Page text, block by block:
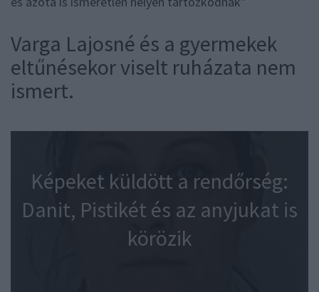
Varga Lajosné és a gyermekek
eltűnésekor viselt ruházata nem
ismert.
Képeket küldött a rendőrség:
Danit, Pistikét és az anyjukat is
körözik